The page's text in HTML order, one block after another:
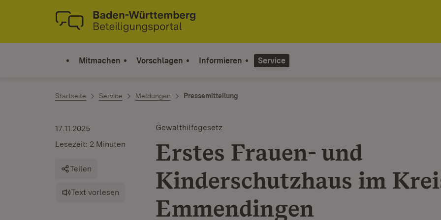
Zum Inhalt springen
Link zur Startseite
Mitmachen Vorschlagen Informieren Service
Startseite Service Meldungen Pressemitteilung
Gewalthilfegesetz
Erstes Frauen- und
Kinderschutzhaus im
Emmendingen
17.11.2025
Lesezeit: 2 Minuten
Teilen
Text vorlesen